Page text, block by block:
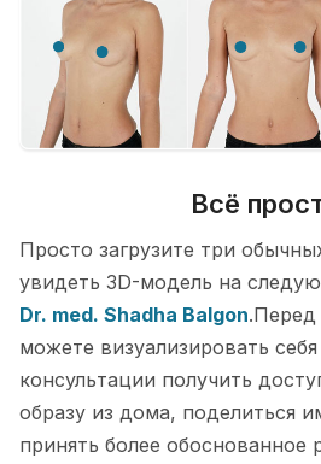
Всё
Просто загрузите три
увидеть 3D-модель на
Dr. med. Shadha Balgon.Перед
можете визуализировать
консультации получить
образу из дома, поделиться
принять более обоснованное